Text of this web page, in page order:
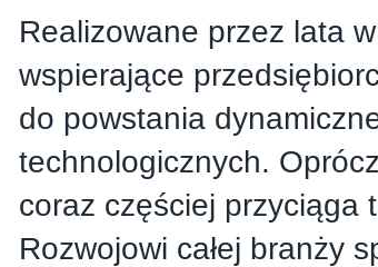
Realizowane przez lata
wspierające
do powstania
technologicznych.
coraz częściej przyciąga
Rozwojowi całej branży